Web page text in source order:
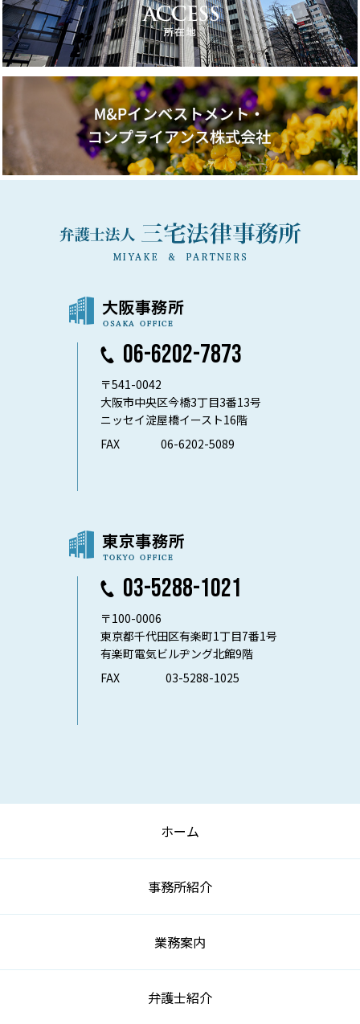
06-6202-7873
〒541-0042
大阪市中央区今橋3丁目3番13号
ニッセイ淀屋橋イースト16階
FAX
06-6202-5089
03-5288-1021
〒100-0006
東京都千代田区有楽町1丁目7番1号
有楽町電気ビルヂング北館9階
FAX
03-5288-1025
ホーム
事務所紹介
業務案内
弁護士紹介